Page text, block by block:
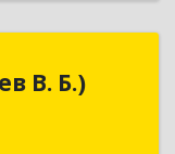
В. Б.)
В. Б.)
г, Ленина ул,